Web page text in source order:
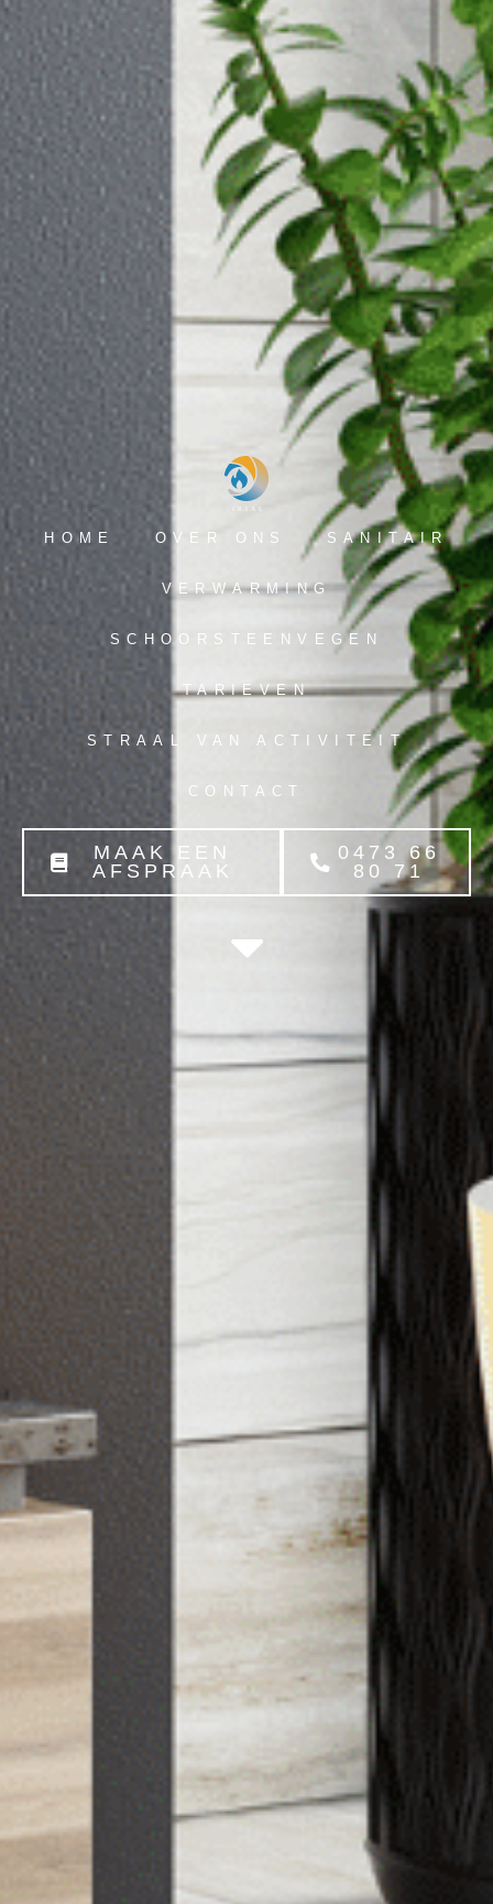
HOME OVER ONS SANITAIR
VERWARMING
SCHOORSTEENVEGEN
TARIEVEN
STRAAL VAN ACTIVITEIT
CONTACT
MAAK EEN
AFSPRAAK
0473 66
80 71